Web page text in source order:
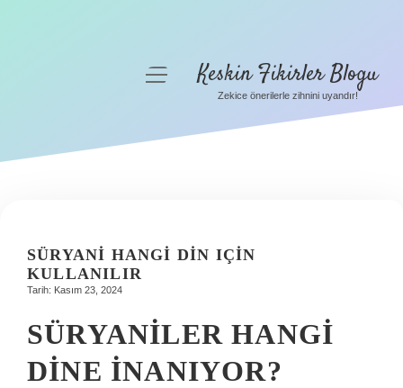
Gizlilik Politikası
menüyü
aç
Keskin Fikirler Blogu
Zekice önerilerle zihnini uyandır!
SÜRYANI HANGI DIN IÇIN
KULLANILIR
Tarih: Kasım 23, 2024
SÜRYANILER HANGI
DINE INANIYOR?